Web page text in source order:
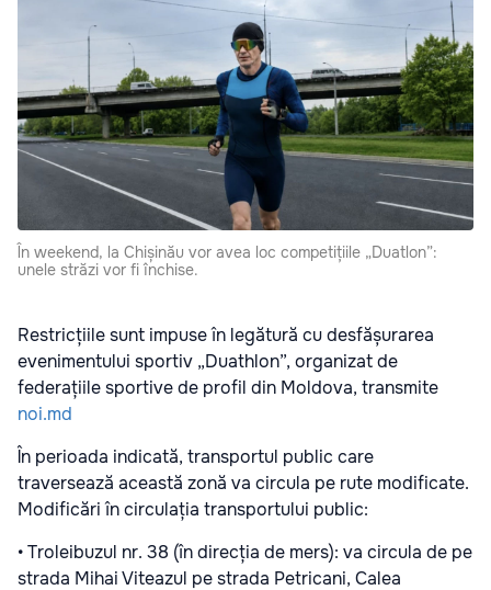
În weekend, la Chișinău vor avea loc competițiile „Duatlon”:
unele străzi vor fi închise.
Restricțiile sunt impuse în legătură cu desfășurarea
evenimentului sportiv „Duathlon”, organizat de
federațiile sportive de profil din Moldova, transmite
noi.md
În perioada indicată, transportul public care
traversează această zonă va circula pe rute modificate.
Modificări în circulația transportului public:
• Troleibuzul nr. 38 (în direcția de mers): va circula de pe
strada Mihai Viteazul pe strada Petricani, Calea